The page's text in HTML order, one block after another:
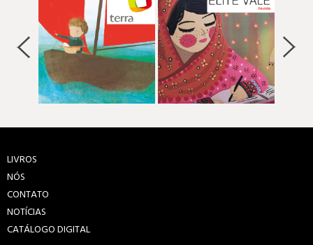
LIVROS
NÓS
CONTATO
NOTÍCIAS
CATÁLOGO DIGITAL